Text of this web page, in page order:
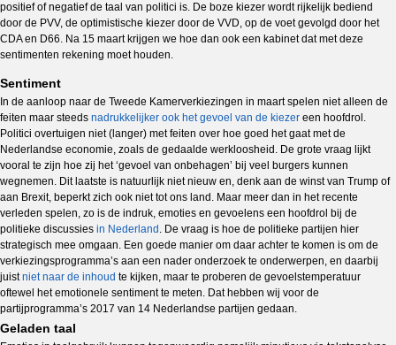
positief of negatief de taal van politici is. De boze kiezer wordt rijkelijk bediend
door de PVV, de optimistische kiezer door de VVD, op de voet gevolgd door het
CDA en D66. Na 15 maart krijgen we hoe dan ook een kabinet dat met deze
sentimenten rekening moet houden.
Sentiment
In de aanloop naar de Tweede Kamerverkiezingen in maart spelen niet alleen de
feiten maar steeds nadrukkelijker ook het gevoel van de kiezer een hoofdrol.
Politici overtuigen niet (langer) met feiten over hoe goed het gaat met de
Nederlandse economie, zoals de gedaalde werkloosheid. De grote vraag lijkt
vooral te zijn hoe zij het ‘gevoel van onbehagen’ bij veel burgers kunnen
wegnemen. Dit laatste is natuurlijk niet nieuw en, denk aan de winst van Trump of
aan Brexit, beperkt zich ook niet tot ons land. Maar meer dan in het recente
verleden spelen, zo is de indruk, emoties en gevoelens een hoofdrol bij de
politieke discussies in Nederland . De vraag is hoe de politieke partijen hier
strategisch mee omgaan. Een goede manier om daar achter te komen is om de
verkiezingsprogramma’s aan een nader onderzoek te onderwerpen, en daarbij
juistniet naar de inhoud te kijken, maar te proberen de gevoelstemperatuur
oftewel het emotionele sentiment te meten. Dat hebben wij voor de
partijprogramma’s 2017 van 14 Nederlandse partijen gedaan.
Geladen taal